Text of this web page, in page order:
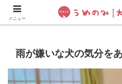
犬の手作りご飯 フレブル飼い
雨が嫌いな犬の気分を
メニュー